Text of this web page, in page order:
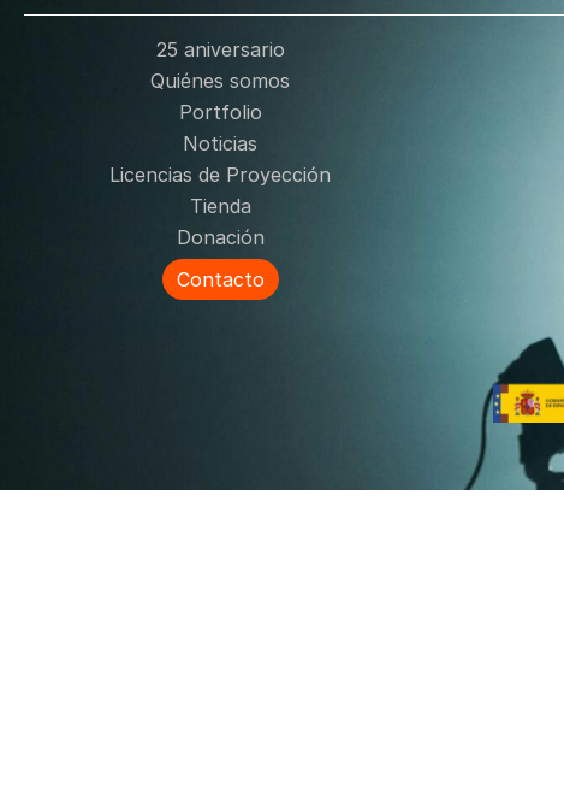
25 aniversario
Quiénes somos
Portfolio
Noticias
Licencias de Proyección
Tienda
Donación
Contacto